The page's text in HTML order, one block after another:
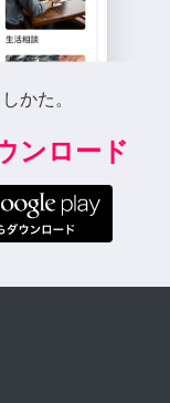
かた。
ンロード